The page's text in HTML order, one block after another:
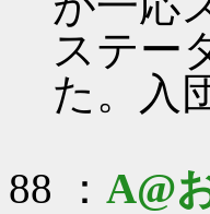
ステー
た。入
88 ： A@